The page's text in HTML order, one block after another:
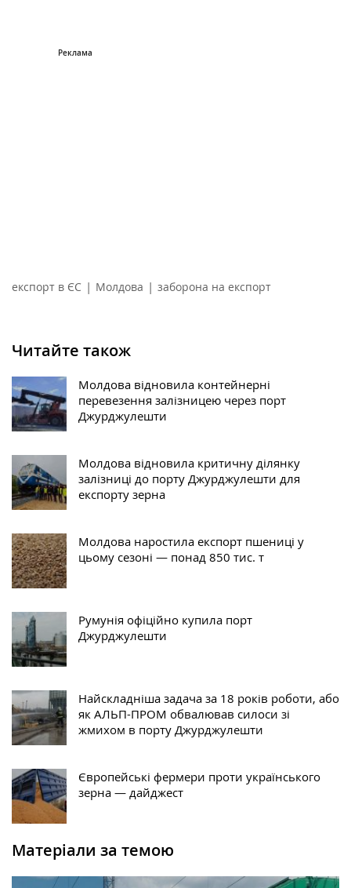
експорт в ЄС | Молдова | заборона на експорт
Читайте також
Молдова відновила контейнерні
перевезення залізницею через порт
Джурджулешти
Молдова відновила критичну ділянку
залізниці до порту Джурджулешти для
експорту зерна
Молдова наростила експорт пшениці у
цьому сезоні — понад 850 тис. т
Румунія офіційно купила порт
Джурджулешти
Найскладніша задача за 18 років роботи, або
як АЛЬП-ПРОМ обвалював силоси зі
жмихом в порту Джурджулешти
Європейські фермери проти українського
зерна — дайджест
Матеріали за темою